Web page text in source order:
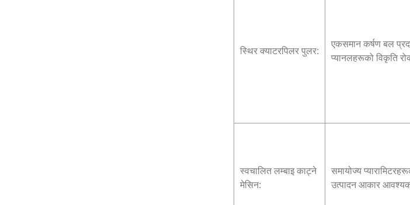
स्थिर क्याटरपिलर पुलर:
एकसमान कर्षण बल
प्यानलहरूको विकृति
स्वचालित लम्बाइ काट्ने
मेसिन:
समायोज्य
उत्पादन आकार